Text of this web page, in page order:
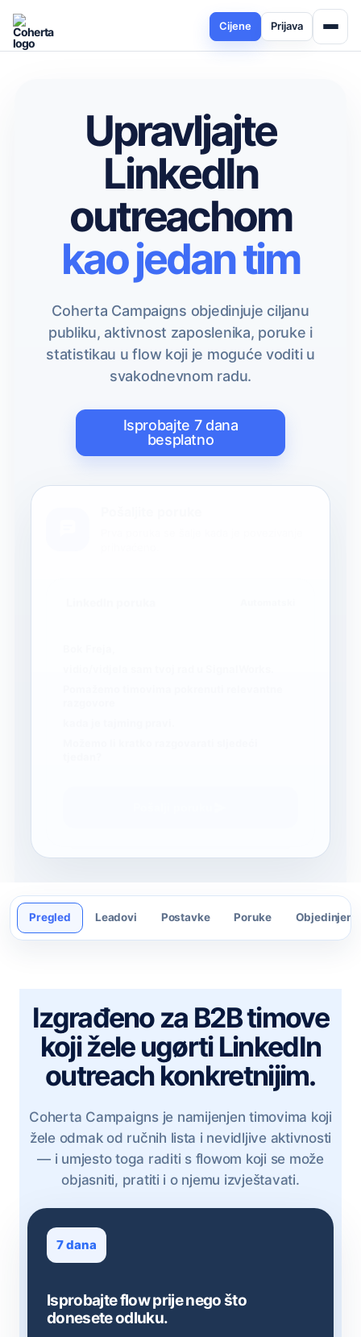
Cijene Prijava
Upravljajte
LinkedIn
outreachom
kao jedan tim
Coherta Campaigns objedinjuje ciljanu
publiku, aktivnost zaposlenika, poruke i
statistikau u flow koji je moguće voditi u
svakodnevnom radu.
Isprobajte 7 dana
besplatno
Pregled Leadovi Postavke Poruke Objedinjeni
Izgrađeno za B2B timove
koji žele ugørti LinkedIn
outreach konkretnijim.
Coherta Campaigns je namijenjen timovima koji
žele odmak od ručnih lista i nevidljive aktivnosti
— i umjesto toga raditi s flowom koji se može
objasniti, pratiti i o njemu izvještavati.
7 dana
Isprobajte flow prije nego što
donesete odluku.